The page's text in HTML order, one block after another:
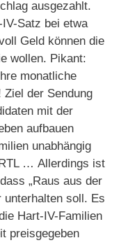
ausgezahlt.
Satz bei etwa
Geld können die
wollen. Pikant:
monatliche
der Sendung
mit der
aufbauen
unabhängig
… Allerdings ist
„Raus aus der
unterhalten soll. Es
Hart-IV-Familien
preisgegeben